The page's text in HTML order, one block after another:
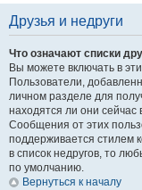
Друзья и недруги
Что означают списки
Вы можете включать в
Пользователи,
личном разделе для
находятся ли они
Сообщения от этих
поддерживается стилем
в список недругов, то
по умолчанию.
Вернуться к началу